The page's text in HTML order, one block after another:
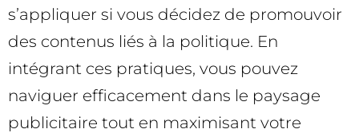
s’appliquer si vous décidez de promouvoir
des contenus liés à la politique. En
intégrant ces pratiques, vous pouvez
naviguer efficacement dans le paysage
publicitaire tout en maximisant votre